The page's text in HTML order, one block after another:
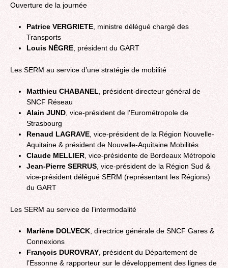
Ouverture de la journée
Patrice VERGRIETE, ministre délégué chargé des
Transports
Louis NÈGRE , président du GART
Les SERM au service d’une stratégie de mobilité
Matthieu CHABANEL, président-directeur général de
SNCF Réseau
Alain JUND, vice-président de l’Eurométropole de
Strasbourg
Renaud LAGRAVE, vice-président de la Région Nouvelle-
Aquitaine & président de Nouvelle-Aquitaine Mobilités
Claude MELLIER, vice-présidente de Bordeaux Métropole
Jean-Pierre SERRUS, vice-président de la Région Sud &
vice-président délégué SERM (représentant les Régions)
du GART
Les SERM au service de l’intermodalité
Marlène DOLVECK, directrice générale de SNCF Gares &
Connexions
François DUROVRAY, président du Département de
l’Essonne & rapporteur sur le développement des lignes de